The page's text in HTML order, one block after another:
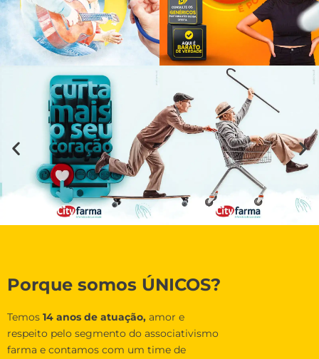
Porque somos ÚNICOS?
Temos 14 anos de atuação, amor e
respeito pelo segmento do associativismo
farma e contamos com um time de